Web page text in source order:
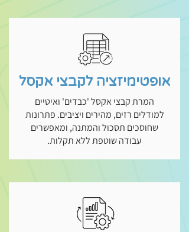
אופטימיזציה לקבצי אקסל
המרת קבצי אקסל 'כבדים' ואיטיים
למודלים רזים, מהירים ויציבים. פתרונות
שחוסכים תסכול והמתנה, ומאפשרים
עבודה שוטפת ללא תקלות.